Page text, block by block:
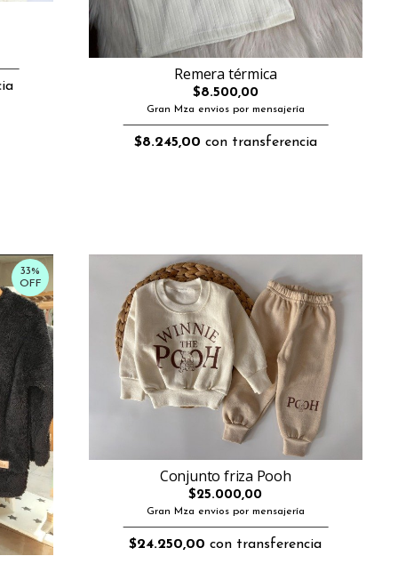
Remera térmica
$8.500,00
Gran Mza envios por mensajería
$8.245,00 con transferencia
33%
OFF
Conjunto friza Pooh
$25.000,00
Gran Mza envios por mensajería
$24.250,00 con transferencia